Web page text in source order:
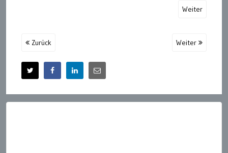
Weiter
Zurück Weiter